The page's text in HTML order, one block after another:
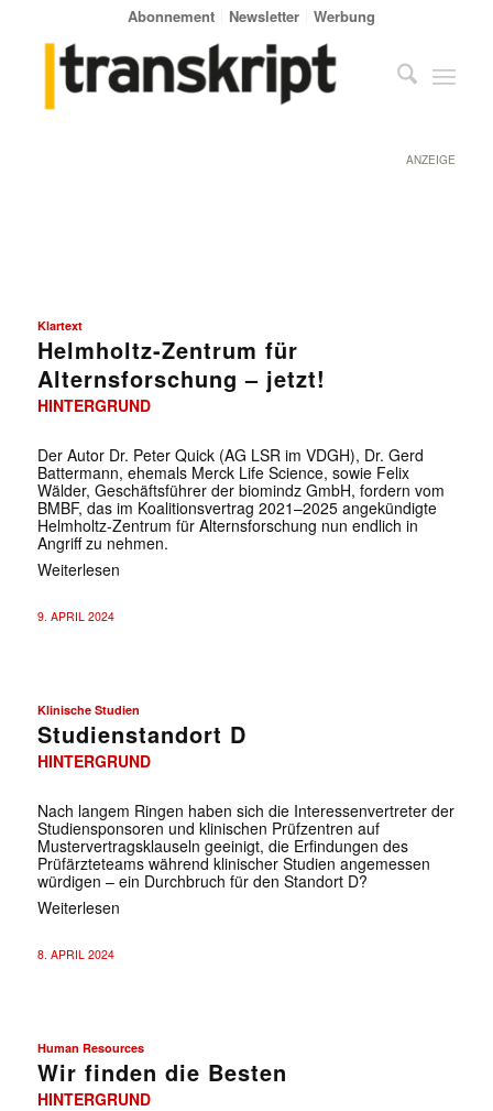
Abonnement Newsletter Werbung
ANZEIGE
Klartext
Helmholtz-Zentrum für
Alternsforschung – jetzt!
HINTERGRUND
Der Autor Dr. Peter Quick (AG LSR im VDGH), Dr. Gerd
Battermann, ehemals Merck Life Science, sowie Felix
Wälder, Geschäftsführer der biomindz GmbH, fordern vom
BMBF, das im Koalitionsvertrag 2021–2025 angekündigte
Helmholtz-Zentrum für Alternsforschung nun endlich in
Angriff zu nehmen.
Weiterlesen
9. APRIL 2024
Klinische Studien
Studienstandort D
HINTERGRUND
Nach langem Ringen haben sich die Interessenvertreter der
Studiensponsoren und klinischen Prüfzentren auf
Mustervertragsklauseln geeinigt, die Erfindungen des
Prüfärzteteams während klinischer Studien angemessen
würdigen – ein Durchbruch für den Standort D?
Weiterlesen
8. APRIL 2024
Human Resources
Wir finden die Besten
HINTERGRUND